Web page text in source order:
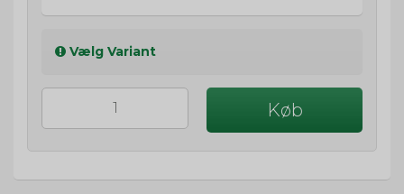
Vælg Variant
Køb